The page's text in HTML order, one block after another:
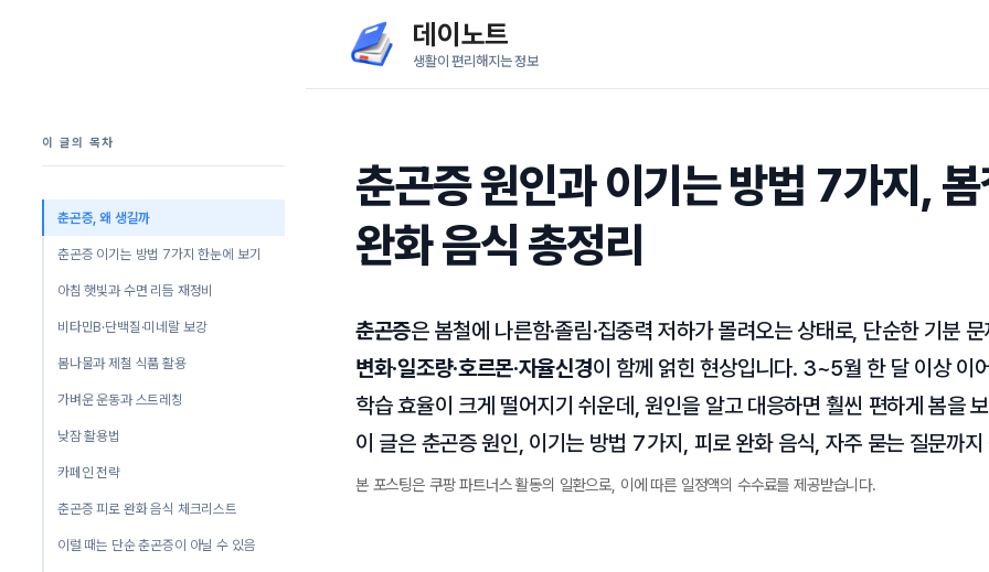
데이노트
생활이 편리해지는 정보
춘곤증 원인과 이기는 방법 7가지,
완화 음식 총정리
춘곤증은 봄철에 나른함·졸림·집중력 저하가 몰려오는 상태로, 단순한 기분
변화·일조량·호르몬·자율신경이 함께 얽힌 현상입니다. 3~5월 한 달 이상 이
학습 효율이 크게 떨어지기 쉬운데, 원인을 알고 대응하면 훨씬 편하게 봄을
이 글은 춘곤증 원인, 이기는 방법 7가지, 피로 완화 음식, 자주 묻는 질문까지
본 포스팅은 쿠팡 파트너스 활동의 일환으로, 이에 따른 일정액의 수수료를 제공받습니다.
이 글의 목차
춘곤증, 왜 생길까
춘곤증 이기는 방법 7가지 한눈에 보기
아침 햇빛과 수면 리듬 재정비
비타민B·단백질·미네랄 보강
봄나물과 제철 식품 활용
가벼운 운동과 스트레칭
낮잠 활용법
카페인 전략
춘곤증 피로 완화 음식 체크리스트
이럴 때는 단순 춘곤증이 아닐 수 있음